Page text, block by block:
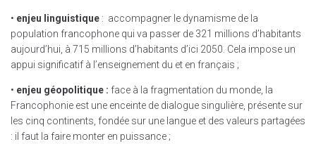
• enjeu linguistique : accompagner le dynamisme de la
population francophone qui va passer de 321 millions d’habitants
aujourd’hui, à 715 millions d’habitants d’ici 2050. Cela impose un
appui significatif à l’enseignement du et en français ;
• enjeu géopolitique : face à la fragmentation du monde, la
Francophonie est une enceinte de dialogue singulière, présente sur
les cinq continents, fondée sur une langue et des valeurs partagées
: il faut la faire monter en puissance ;